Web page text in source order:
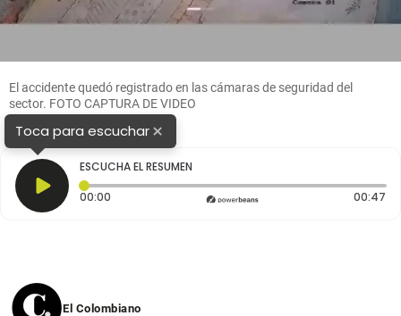
El accidente quedó registrado en las cámaras de seguridad del
sector. FOTO CAPTURA DE VIDEO
Toca para escuchar×
ESCUCHA EL RESUMEN
00:00 Tiempo transcurrido: 0 segundos 00:47
El Colombiano